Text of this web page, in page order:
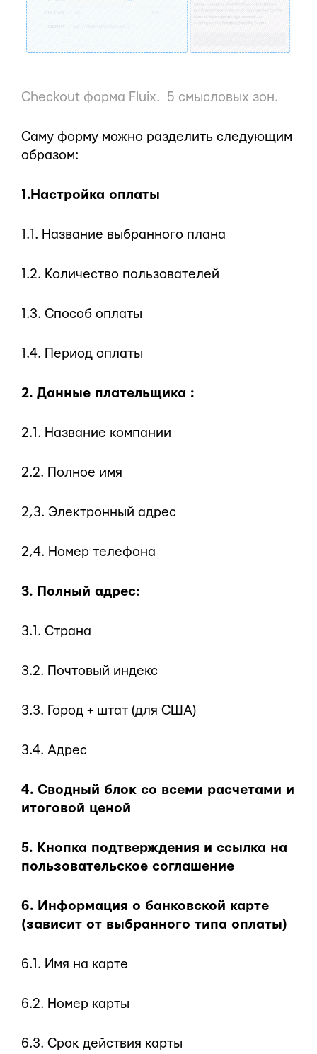
Checkout форма Fluix. 5 смысловых зон.
Саму форму можно разделить следующим
образом:
1.Настройка оплаты
1.1. Название выбранного плана
1.2. Количество пользователей
1.3. Способ оплаты
1.4. Период оплаты
2. Данные плательщика :
2.1. Название компании
2.2. Полное имя
2,3. Электронный адрес
2,4. Номер телефона
3. Полный адрес:
3.1. Страна
3.2. Почтовый индекс
3.3. Город + штат (для США)
3.4. Адрес
4. Сводный блок со всеми расчетами и
итоговой ценой
5. Кнопка подтверждения и ссылка на
пользовательское соглашение
6. Информация о банковской карте
(зависит от выбранного типа оплаты)
6.1. Имя на карте
6.2. Номер карты
6.3. Срок действия карты